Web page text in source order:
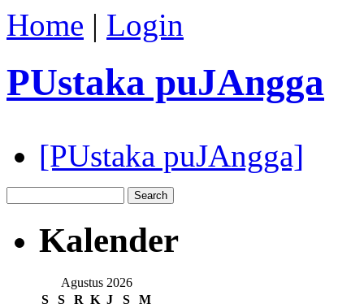
Home | Login
PUstaka puJAngga
[PUstaka puJAngga]
Kalender
Agustus 2026
S
S R K J S
M